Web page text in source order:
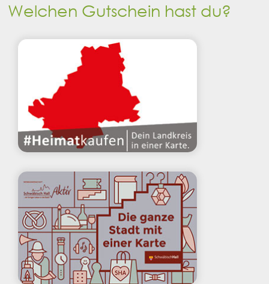
Welchen Gutschein hast du?